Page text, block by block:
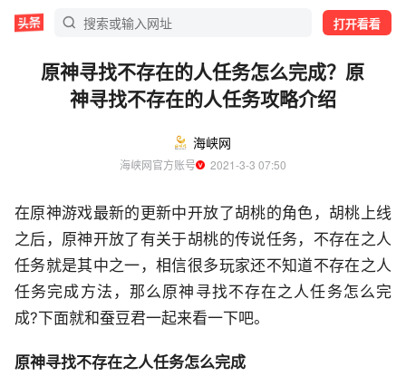
打开看看
原神寻找不存在的人任务怎么完成？原
神寻找不存在的人任务攻略介绍
海峡网
海峡网官方账号
  2021-3-3 07:50
在原神游戏最新的更新中开放了胡桃的角色，胡桃上线
之后，原神开放了有关于胡桃的传说任务，不存在之人
任务就是其中之一，相信很多玩家还不知道不存在之人
任务完成方法，那么原神寻找不存在之人任务怎么完
成?下面就和蚕豆君一起来看一下吧。
原神寻找不存在之人任务怎么完成